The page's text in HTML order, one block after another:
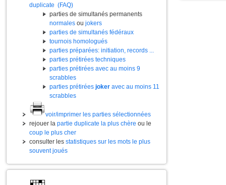
duplicate (FAQ)
parties de simultanés permanents
normales ou jokers
parties de simultanés fédéraux
tournois homologués
parties préparées: initiation, records ...
parties prétirées techniques
parties prétirées avec au moins 9
scrabbles
parties prétirées joker avec au moins 11
scrabbles
voir/imprimer les parties sélectionnées
rejouer la partie duplicate la plus chère ou le
coup le plus cher
consulter les statistiques sur les mots le plus
souvent joués